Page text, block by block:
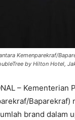
Kemenparekraf/
by Hilton Hotel,
–
brand dalam